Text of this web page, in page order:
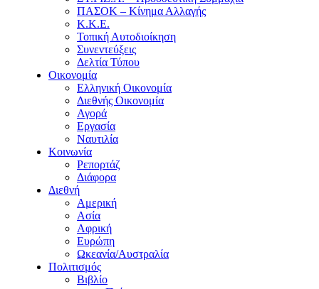
ΠΑΣΟΚ – Κίνημα Αλλαγής
Κ.Κ.Ε.
Τοπική Αυτοδιοίκηση
Συνεντεύξεις
Δελτία Τύπου
Οικονομία
Ελληνική Οικονομία
Διεθνής Οικονομία
Αγορά
Εργασία
Ναυτιλία
Κοινωνία
Ρεπορτάζ
Διάφορα
Διεθνή
Αμερική
Ασία
Αφρική
Ευρώπη
Ωκεανία/Αυστραλία
Πολιτισμός
Βιβλίο